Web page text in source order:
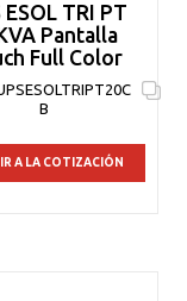
ESOL TRI PT
Pantalla
Full Color
B
A LA COTIZACIÓN